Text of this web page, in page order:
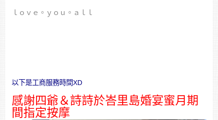
ｌｏｖｅ。ｙｏｕ。ａｌｌ
以下是工商服務時間XD
感謝四爺＆詩詩於峇里島婚宴蜜月期
間指定按摩